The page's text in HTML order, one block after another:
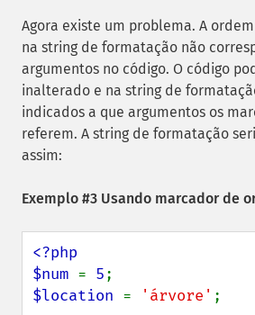
Agora existe um problema. A
na string de formatação não
argumentos no código. O código
inalterado e na string de
indicados a que argumentos os
referem. A string de formatação
assim:
Exemplo #3 Usando marcador de
<?php
$num = 5
$location = 'árvore' ;